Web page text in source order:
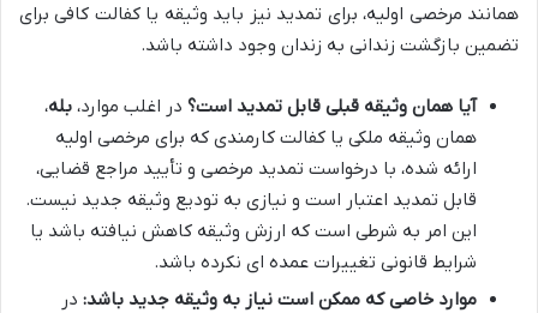
همانند مرخصی اولیه، برای تمدید نیز باید وثیقه یا کفالت کافی برای
تضمین بازگشت زندانی به زندان وجود داشته باشد.
آیا همان وثیقه قبلی قابل تمدید است؟ در اغلب موارد، بله،
همان وثیقه ملکی یا کفالت کارمندی که برای مرخصی اولیه
ارائه شده، با درخواست تمدید مرخصی و تأیید مراجع قضایی،
قابل تمدید اعتبار است و نیازی به تودیع وثیقه جدید نیست.
این امر به شرطی است که ارزش وثیقه کاهش نیافته باشد یا
شرایط قانونی تغییرات عمده ای نکرده باشد.
موارد خاصی که ممکن است نیاز به وثیقه جدید باشد: در